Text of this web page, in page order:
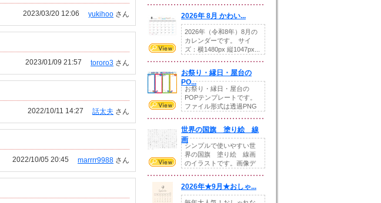
yukihoo さん
2023/03/20 12:06
tororo3 さん
2023/01/09 21:57
話太夫 さん
2022/10/11 14:27
marrrr9988 さん
2022/10/05 20:45
2026年 8月 かわい...
2026年（令和8年）8月の
カレンダーです。 サイ
ズ：横1480px 縦1047px...
お祭り・縁日・屋台の
PO...
お祭り・縁日・屋台の
POPテンプレートです。
ファイル形式は透過PNG
世界の国旗 塗り絵 線
画
シンプルで使いやすい世
界の国旗 塗り絵 線画
のイラストです。画像デ
2026年★9月★おしゃ...